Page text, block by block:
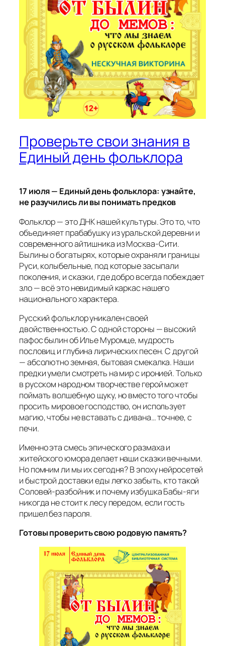
Проверьте свои знания в
Единый день фольклора
17 июля — Единый день фольклора: узнайте,
не разучились ли вы понимать предков
Фольклор — это ДНК нашей культуры. Это то, что
объединяет прабабушку из уральской деревни и
современного айтишника из Москва-Сити.
Былины о богатырях, которые охраняли границы
Руси, колыбельные, под которые засыпали
поколения, и сказки, где добро всегда побеждает
зло — всё это невидимый каркас нашего
национального характера.
Русский фольклор уникален своей
двойственностью. С одной стороны — высокий
пафос былин об Илье Муромце, мудрость
пословиц и глубина лирических песен. С другой
— абсолютно земная, бытовая смекалка. Наши
предки умели смотреть на мир с иронией. Только
в русском народном творчестве герой может
поймать волшебную щуку, но вместо того чтобы
просить мировое господство, он использует
магию, чтобы не вставать с дивана… точнее, с
печи.
Именно эта смесь эпического размаха и
житейского юмора делает наши сказки вечными.
Но помним ли мы их сегодня? В эпоху нейросетей
и быстрой доставки еды легко забыть, кто такой
Соловей-разбойник и почему избушка Бабы-яги
никогда не стоит к лесу передом, если гость
пришел без пароля.
Готовы проверить свою родовую память?